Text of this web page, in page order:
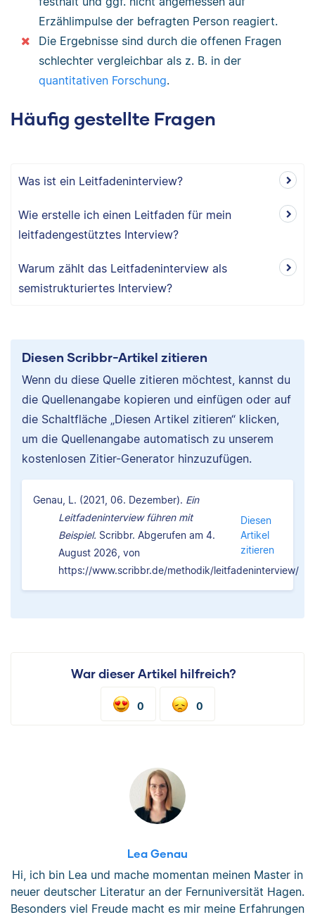
Erzählimpulse der befragten Person reagiert.
Die Ergebnisse sind durch die offenen Fragen
schlechter vergleichbar als z. B. in der
quantitativen Forschung.
Häufig gestellte Fragen
Was ist ein Leitfadeninterview?
Wie erstelle ich einen Leitfaden für mein
leitfadengestütztes Interview?
Warum zählt das Leitfadeninterview als
semistrukturiertes Interview?
Diesen Scribbr-Artikel zitieren
Wenn du diese Quelle zitieren möchtest, kannst du
die Quellenangabe kopieren und einfügen oder auf
die Schaltfläche „Diesen Artikel zitieren“ klicken,
um die Quellenangabe automatisch zu unserem
kostenlosen Zitier-Generator hinzuzufügen.
Genau, L. (2021, 06. Dezember). Ein
Leitfadeninterview führen mit
Beispiel. Scribbr. Abgerufen am 4.
August 2026, von
https://www.scribbr.de/methodik/leitfadeninterview/
Diesen
Artikel
zitieren
War dieser Artikel hilfreich?
0 0
Lea Genau
Hi, ich bin Lea und mache momentan meinen Master in
neuer deutscher Literatur an der Fernuniversität Hagen.
Besonders viel Freude macht es mir meine Erfahrungen